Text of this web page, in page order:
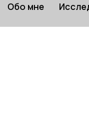
Обо мне